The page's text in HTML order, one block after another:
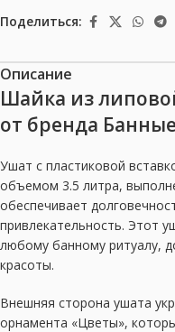
Поделиться:
Описание
Шайка из
от бренда
Ушат с пластиковой
объемом 3.5 литра,
обеспечивает
привлекательность. Этот
любому банному ритуалу,
красоты.
Внешняя сторона ушата
орнамента «Цветы»,